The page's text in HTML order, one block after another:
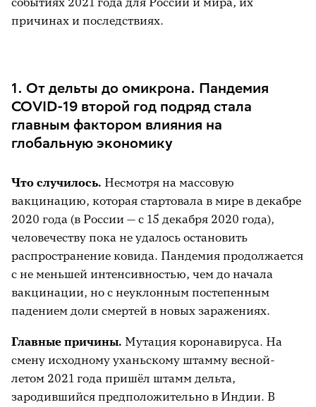
причинах и последствиях.
1. От дельты до омикрона. Пандемия
COVID-19 второй год подряд стала
главным фактором влияния на
глобальную экономику
Что случилось. Несмотря на массовую
вакцинацию, которая стартовала в мире в декабре
2020 года (в России — с 15 декабря 2020 года),
человечеству пока не удалось остановить
распространение ковида. Пандемия продолжается
с не меньшей интенсивностью, чем до начала
вакцинации, но с неуклонным постепенным
падением доли смертей в новых заражениях.
Главные причины. Мутация коронавируса. На
смену исходному уханьскому штамму весной-
летом 2021 года пришёл штамм дельта,
зародившийся предположительно в Индии. В